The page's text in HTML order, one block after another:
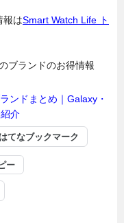
報はSmart Watch Life ト
ブランドのお得情報
ンドまとめ｜Galaxy・
介
はてなブックマーク
ー